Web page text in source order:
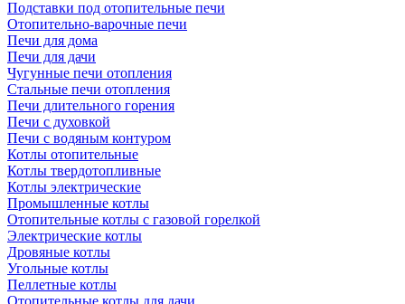
Подставки под отопительные печи
Отопительно-варочные печи
Печи для дома
Печи для дачи
Чугунные печи отопления
Стальные печи отопления
Печи длительного горения
Печи с духовкой
Печи с водяным контуром
Котлы отопительные
Котлы твердотопливные
Котлы электрические
Промышленные котлы
Отопительные котлы с газовой горелкой
Электрические котлы
Дровяные котлы
Угольные котлы
Пеллетные котлы
Отопительные котлы для дачи